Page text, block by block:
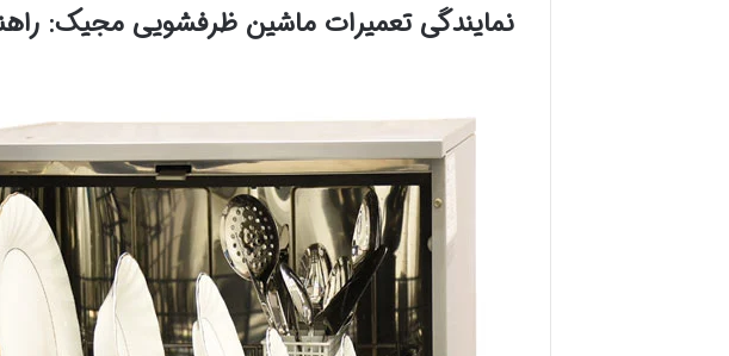
نمایندگی تعمیرات ماشین ظرفشویی مجیک: